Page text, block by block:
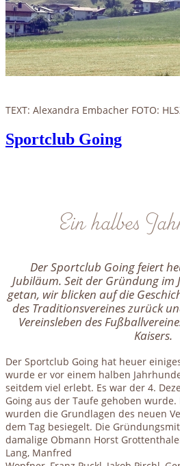
TEXT: Alexandra Embacher FOTO:
Sportclub Going
Ein halbes
Der Sportclub Going feiert
Jubiläum. Seit der Gründung im
getan, wir blicken auf die
des Traditionsvereines zurück
Vereinsleben des
Kaisers.
Der Sportclub Going hat heuer
wurde er vor einem halben
seitdem viel erlebt. Es war der 4.
Going aus der Taufe gehoben
wurden die Grundlagen des neuen
dem Tag besiegelt. Die
damalige Obmann Horst
Lang, Manfred